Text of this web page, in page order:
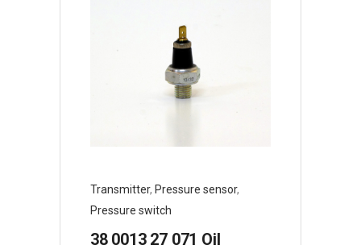
Transmitter, Pressure sensor,
Pressure switch
38 0013 27 071 Oil